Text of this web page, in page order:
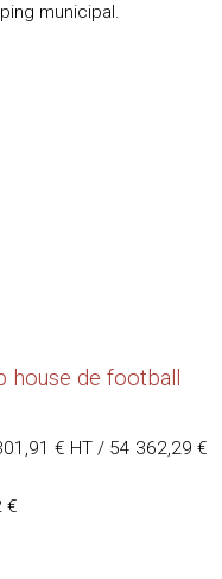
municipal.
house de football
€ HT / 54 362,29 €
€